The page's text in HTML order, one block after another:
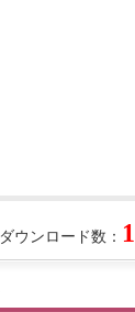
ダウンロード数：